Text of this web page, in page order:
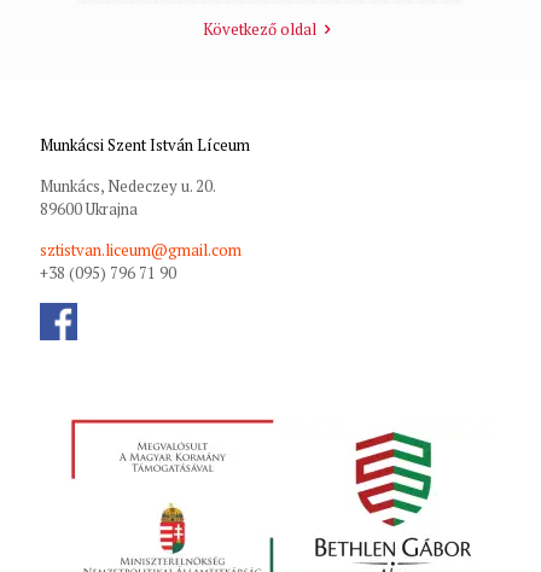
Következő oldal
Munkácsi Szent István Líceum
Munkács, Nedeczey u. 20.
89600 Ukrajna
sztistvan.liceum@gmail.com
+38 (095) 796 71 90